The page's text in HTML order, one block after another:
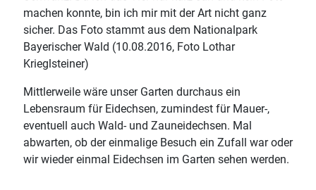
machen konnte, bin ich mir mit der Art nicht ganz
sicher. Das Foto stammt aus dem Nationalpark
Bayerischer Wald (10.08.2016, Foto Lothar
Krieglsteiner)
Mittlerweile wäre unser Garten durchaus ein
Lebensraum für Eidechsen, zumindest für Mauer-,
eventuell auch Wald- und Zauneidechsen. Mal
abwarten, ob der einmalige Besuch ein Zufall war oder
wir wieder einmal Eidechsen im Garten sehen werden.